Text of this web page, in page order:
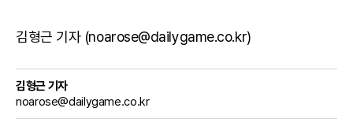
김형근 기자 (noarose@dailygame.co.kr)
김형근 기자
noarose@dailygame.co.kr